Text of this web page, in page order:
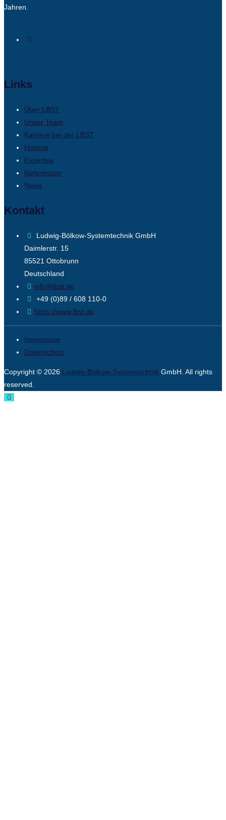
Jahren.
Links
Über LBST
Unser Team
Karriere bei der LBST
Historie
Expertise
Referenzen
News
Kontakt
Ludwig-Bölkow-Systemtechnik GmbH
Daimlerstr. 15
85521 Ottobrunn
Deutschland
info@lbst.de
+49 (0)89 / 608 110-0
https://www.lbst.de
Impressum
Datenschutz
Copyright © 2026 Ludwig-Bölkow-Systemtechnik GmbH. All rights
reserved.